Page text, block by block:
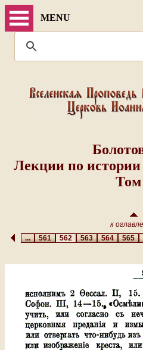
MENU
Лекции по
Том
к
...561 562 563564565